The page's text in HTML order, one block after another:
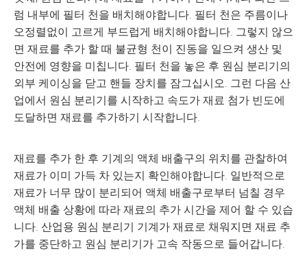
럼 내부에 필터 천을 배치해야합니다. 필터 천은 주름이나
오정렬없이 고르게 부드럽게 배치해야합니다. 그렇지 않으
면 재료를 추가 할 때 불균형 천이 진동을 일으켜 생산 및
안전에 영향을 미칩니다. 필터 천을 놓은 후 원심 분리기의
외부 케이싱을 닫고 핸들 장치를 잠그십시오. 그런 다음 산
업에서 원심 분리기를 시작하고 속도가 재료 첨가 빈도에
도달하면 재료를 추가하기 시작합니다.
재료를 추가 한 후 기계의 액체 배출구의 위치를 관찰하여
재료가 이미 가득 차 있는지 확인해야합니다. 일반적으로
재료가 너무 많이 분리되어 액체 배출구로부터 넘칠 경우
액체 배출 상황에 따라 재료의 추가 시간을 제어 할 수 있습
니다. 산업용 원심 분리기 기계가 재료로 채워지면 재료 추
가를 중단하고 원심 분리기가 고속 작동으로 들어갑니다.